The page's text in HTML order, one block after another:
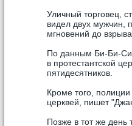
Уличный торговец,
видел двух мужчин,
мгновений до
По данным Би-Би-Си,
в протестантской
пятидесятников.
Кроме того,
церквей, пишет
Позже в тот же день